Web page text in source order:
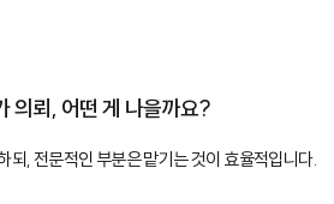
의뢰, 어떤 게 나을까요?
되, 전문적인 부분은 맡기는 것이 효율적입니다.